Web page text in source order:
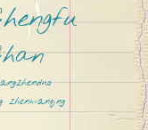
n
zhenmanqing